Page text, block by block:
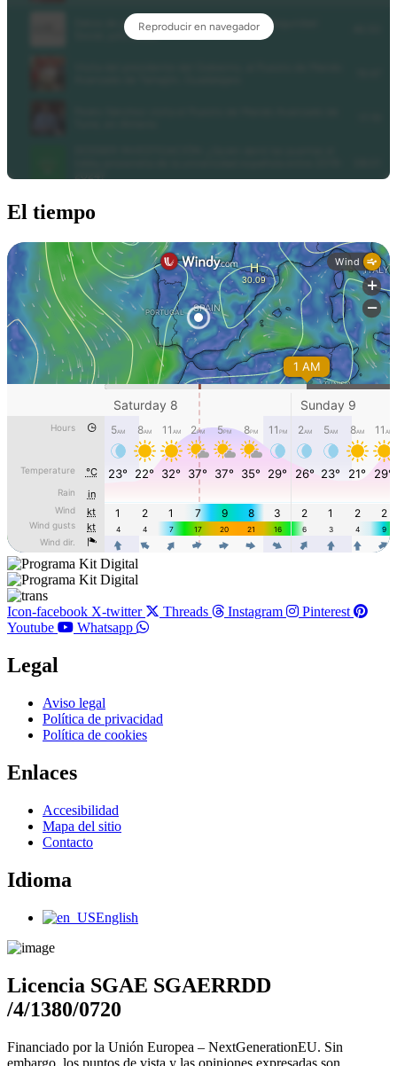
El tiempo
Icon-facebook X-twitter Threads Instagram
Pinterest
Youtube
Whatsapp
Legal
Main
Menu
Aviso legal
Política de privacidad
Política de cookies
Enlaces
Main
Menu
Accesibilidad
Mapa del sitio
Contacto
Idioma
Main
English
Licencia SGAE SGAERRDD
/4/1380/0720
Financiado por la Unión Europea – NextGenerationEU. Sin
embargo, los puntos de vista y las opiniones expresadas son